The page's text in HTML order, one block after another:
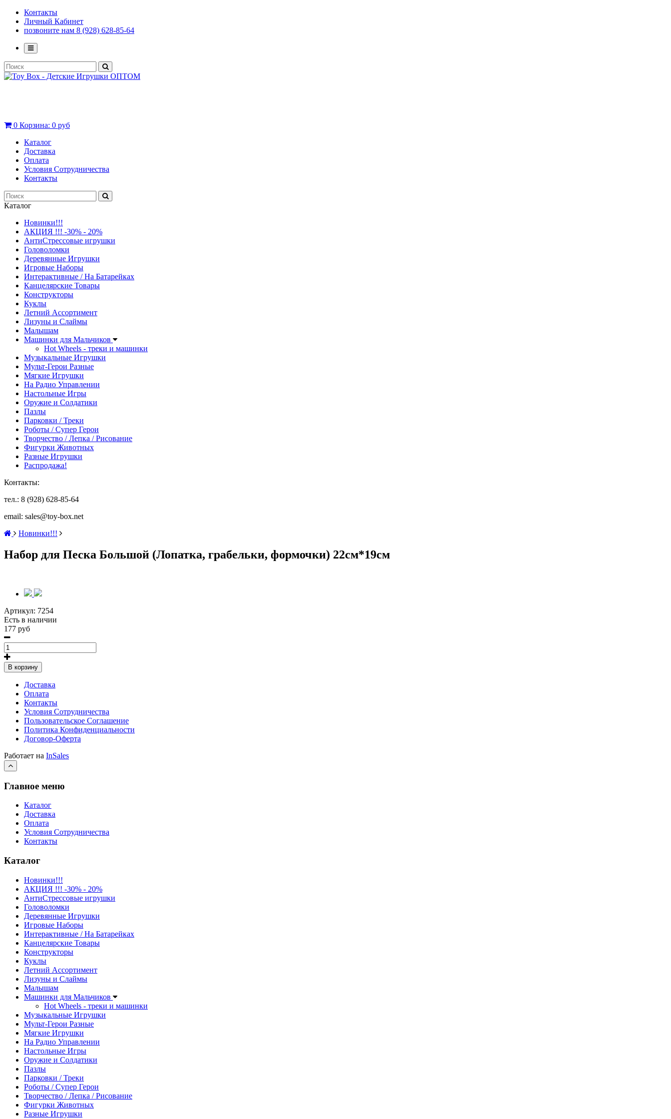
Контакты
Личный Кабинет
позвоните нам 8 (928) 628-85-64
0 Корзина: 0 руб
Каталог
Доставка
Оплата
Условия Сотрудничества
Контакты
Каталог
Новинки!!!
АКЦИЯ !!! -30% - 20%
АнтиСтрессовые игрушки
Головоломки
Деревянные Игрушки
Игровые Наборы
Интерактивные / На Батарейках
Канцелярские Товары
Конструкторы
Куклы
Летний Ассортимент
Лизуны и Слаймы
Малышам
Машинки для Мальчиков
Hot Wheels - треки и машинки
Музыкальные Игрушки
Мульт-Герои Разные
Мягкие Игрушки
На Радио Управлении
Настольные Игры
Оружие и Солдатики
Пазлы
Парковки / Треки
Роботы / Супер Герои
Творчество / Лепка / Рисование
Фигурки Животных
Разные Игрушки
Распродажа!
Контакты:
тел.: 8 (928) 628-85-64
email: sales@toy-box.net
Новинки!!!
Набор для Песка Большой (Лопатка, грабельки, формочки) 22см*19см
Артикул: 7254
Есть в наличии
177 руб
В корзину
Доставка
Оплата
Контакты
Условия Сотрудничества
Пользовательское Соглашение
Политика Конфиденциальности
Договор-Оферта
Работает на InSales
Главное меню
Каталог
Доставка
Оплата
Условия Сотрудничества
Контакты
Каталог
Новинки!!!
АКЦИЯ !!! -30% - 20%
АнтиСтрессовые игрушки
Головоломки
Деревянные Игрушки
Игровые Наборы
Интерактивные / На Батарейках
Канцелярские Товары
Конструкторы
Куклы
Летний Ассортимент
Лизуны и Слаймы
Малышам
Машинки для Мальчиков
Hot Wheels - треки и машинки
Музыкальные Игрушки
Мульт-Герои Разные
Мягкие Игрушки
На Радио Управлении
Настольные Игры
Оружие и Солдатики
Пазлы
Парковки / Треки
Роботы / Супер Герои
Творчество / Лепка / Рисование
Фигурки Животных
Разные Игрушки